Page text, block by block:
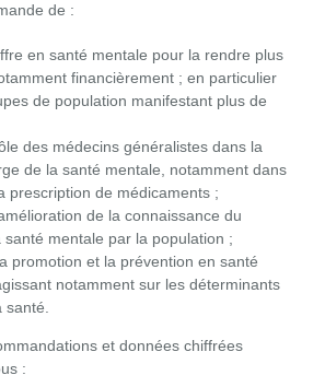
de :
en santé mentale pour la rendre plus
financièrement ; en particulier
de population manifestant plus de
des médecins généralistes dans la
de la santé mentale, notamment dans
prescription de médicaments ;
de la connaissance du
santé mentale par la population ;
promotion et la prévention en santé
notamment sur les déterminants
santé.
et données chiffrées
: